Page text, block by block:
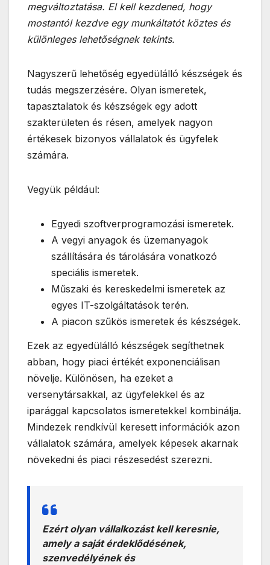
megváltoztatása. El kell kezdened, hogy
mostantól kezdve egy munkáltatót köztes és
különleges lehetőségnek tekints.
Nagyszerű lehetőség egyedülálló készségek és
tudás megszerzésére. Olyan ismeretek,
tapasztalatok és készségek egy adott
szakterületen és résen, amelyek nagyon
értékesek bizonyos vállalatok és ügyfelek
számára.
Vegyük például:
Egyedi szoftverprogramozási ismeretek.
A vegyi anyagok és üzemanyagok
szállítására és tárolására vonatkozó
speciális ismeretek.
Műszaki és kereskedelmi ismeretek az
egyes IT-szolgáltatások terén.
A piacon szűkös ismeretek és készségek.
Ezek az egyedülálló készségek segíthetnek
abban, hogy piaci értékét exponenciálisan
növelje. Különösen, ha ezeket a
versenytársakkal, az ügyfelekkel és az
iparággal kapcsolatos ismeretekkel kombinálja.
Mindezek rendkívül keresett információk azon
vállalatok számára, amelyek képesek akarnak
növekedni és piaci részesedést szerezni.
Ezért olyan vállalkozást kell keresnie,
amely a saját érdeklődésének,
szenvedélyének és